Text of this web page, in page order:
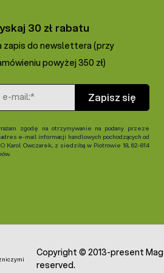
30 zł rabatu
zapis do newslettera (przy
powyżej 350 zł)
Zapisz się
zgodę na otrzymywanie na podany przeze
e-mail informacji handlowych pochodzących od
Karol Owczarek, z siedzibą w Piotrowie 18, 62-814
Copyright © 2013-present
reserved.